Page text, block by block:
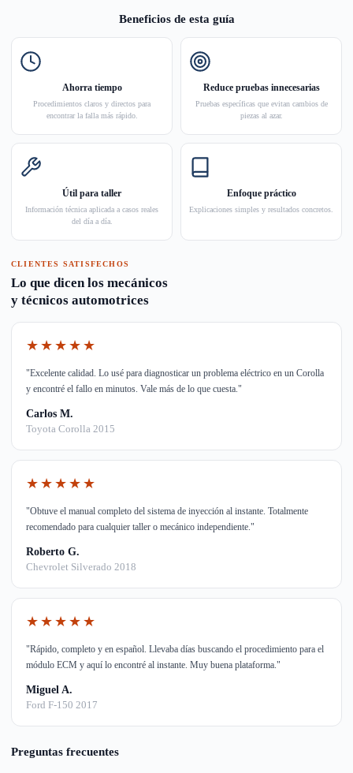
Beneficios de esta guía
Ahorra tiempo
Procedimientos claros y directos para
encontrar la falla más rápido.
Reduce pruebas innecesarias
Pruebas específicas que evitan cambios de
piezas al azar.
Útil para taller
Información técnica aplicada a casos reales
del día a día.
Enfoque práctico
Explicaciones simples y resultados concretos.
CLIENTES SATISFECHOS
Lo que dicen los mecánicos
y técnicos automotrices
★★★★★
"Excelente calidad. Lo usé para diagnosticar un problema eléctrico en un Corolla
y encontré el fallo en minutos. Vale más de lo que cuesta."
Carlos M.
Toyota Corolla 2015
★★★★★
"Obtuve el manual completo del sistema de inyección al instante. Totalmente
recomendado para cualquier taller o mecánico independiente."
Roberto G.
Chevrolet Silverado 2018
★★★★★
"Rápido, completo y en español. Llevaba días buscando el procedimiento para el
módulo ECM y aquí lo encontré al instante. Muy buena plataforma."
Miguel A.
Ford F-150 2017
Preguntas frecuentes